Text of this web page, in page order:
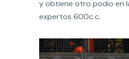
y obtiene otro podio en
expertos 600c.c.